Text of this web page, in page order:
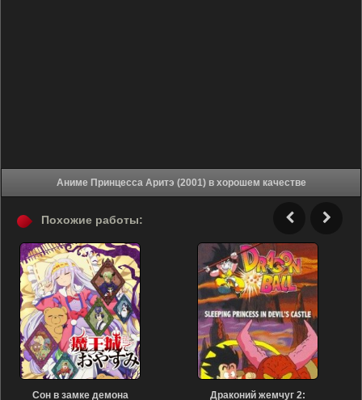
Аниме Принцесса Аритэ (2001) в хорошем качестве
Похожие работы:
Сон в замке демона
Драконий жемчуг 2: